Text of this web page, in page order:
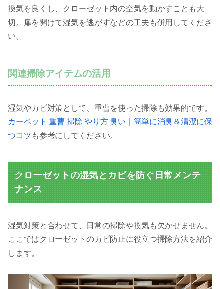
換気を良くし、クローゼット内の空気を動かすことも大
切。扉を開けて湿気を逃がすなどの工夫も併用してくださ
い。
関連掃除アイテムの活用
湿気やカビ対策として、重曹を使った掃除も効果的です。
カーペット 重曹 掃除 やり方 臭い｜簡単に消臭＆清潔に保
つコツ も参考にしてください。
クローゼットの湿気とカビを防ぐ日常メンテ
ナンス
湿気対策と合わせて、日常の掃除や換気も欠かせません。
ここではクローゼットのカビ防止に役立つ掃除方法を紹介
します。